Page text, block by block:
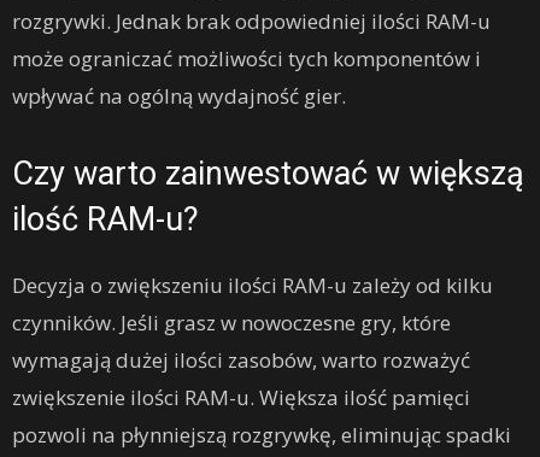
rozgrywki. Jednak brak odpowiedniej ilości RAM-u
może ograniczać możliwości tych komponentów i
wpływać na ogólną wydajność gier.
Czy warto zainwestować w większą
ilość RAM-u?
Decyzja o zwiększeniu ilości RAM-u zależy od kilku
czynników. Jeśli grasz w nowoczesne gry, które
wymagają dużej ilości zasobów, warto rozważyć
zwiększenie ilości RAM-u. Większa ilość pamięci
pozwoli na płynniejszą rozgrywkę, eliminując spadki